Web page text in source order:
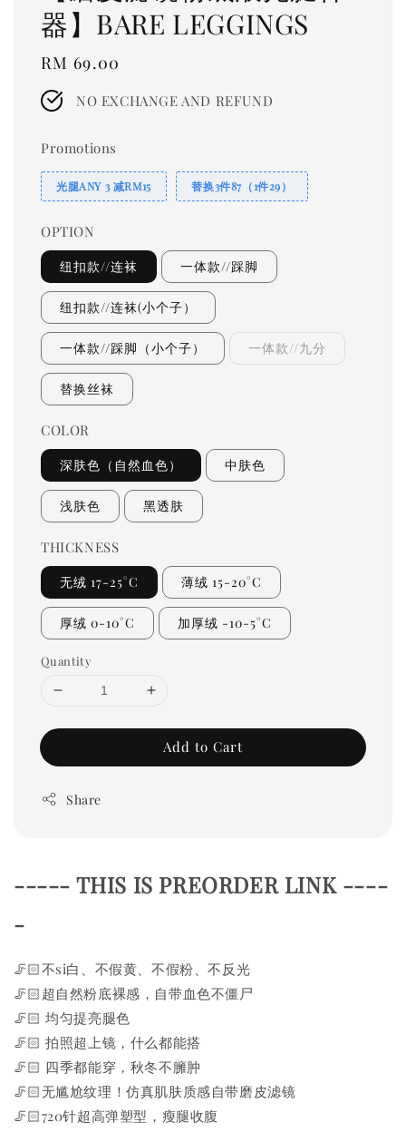
器】BARE LEGGINGS
Regular
price
RM 69.00
NO EXCHANGE AND REFUND
Promotions
光腿ANY 3 减RM15 替换3件87（1件29）
OPTION
纽扣款//连袜 一体款//踩脚
纽扣款//连袜(小个子）
一体款//踩脚（小个子） 一体款//九分
替换丝袜
COLOR
深肤色（自然血色） 中肤色
浅肤色 黑透肤
THICKNESS
无绒 17-25°C 薄绒 15-20°C
厚绒 0-10°C 加厚绒 -10-5°C
Quantity
Add to Cart
Share
----- THIS IS PREORDER LINK ----
-
🦵🏻不si白、不假黄、不假粉、不反光
🦵🏻超自然粉底裸感，自带血色不僵尸
🦵🏻 均匀提亮腿色
🦵🏻 拍照超上镜，什么都能搭
🦵🏻 四季都能穿，秋冬不臃肿
🦵🏻无尴尬纹理！仿真肌肤质感自带磨皮滤镜
🦵🏻720针超高弹塑型，瘦腿收腹